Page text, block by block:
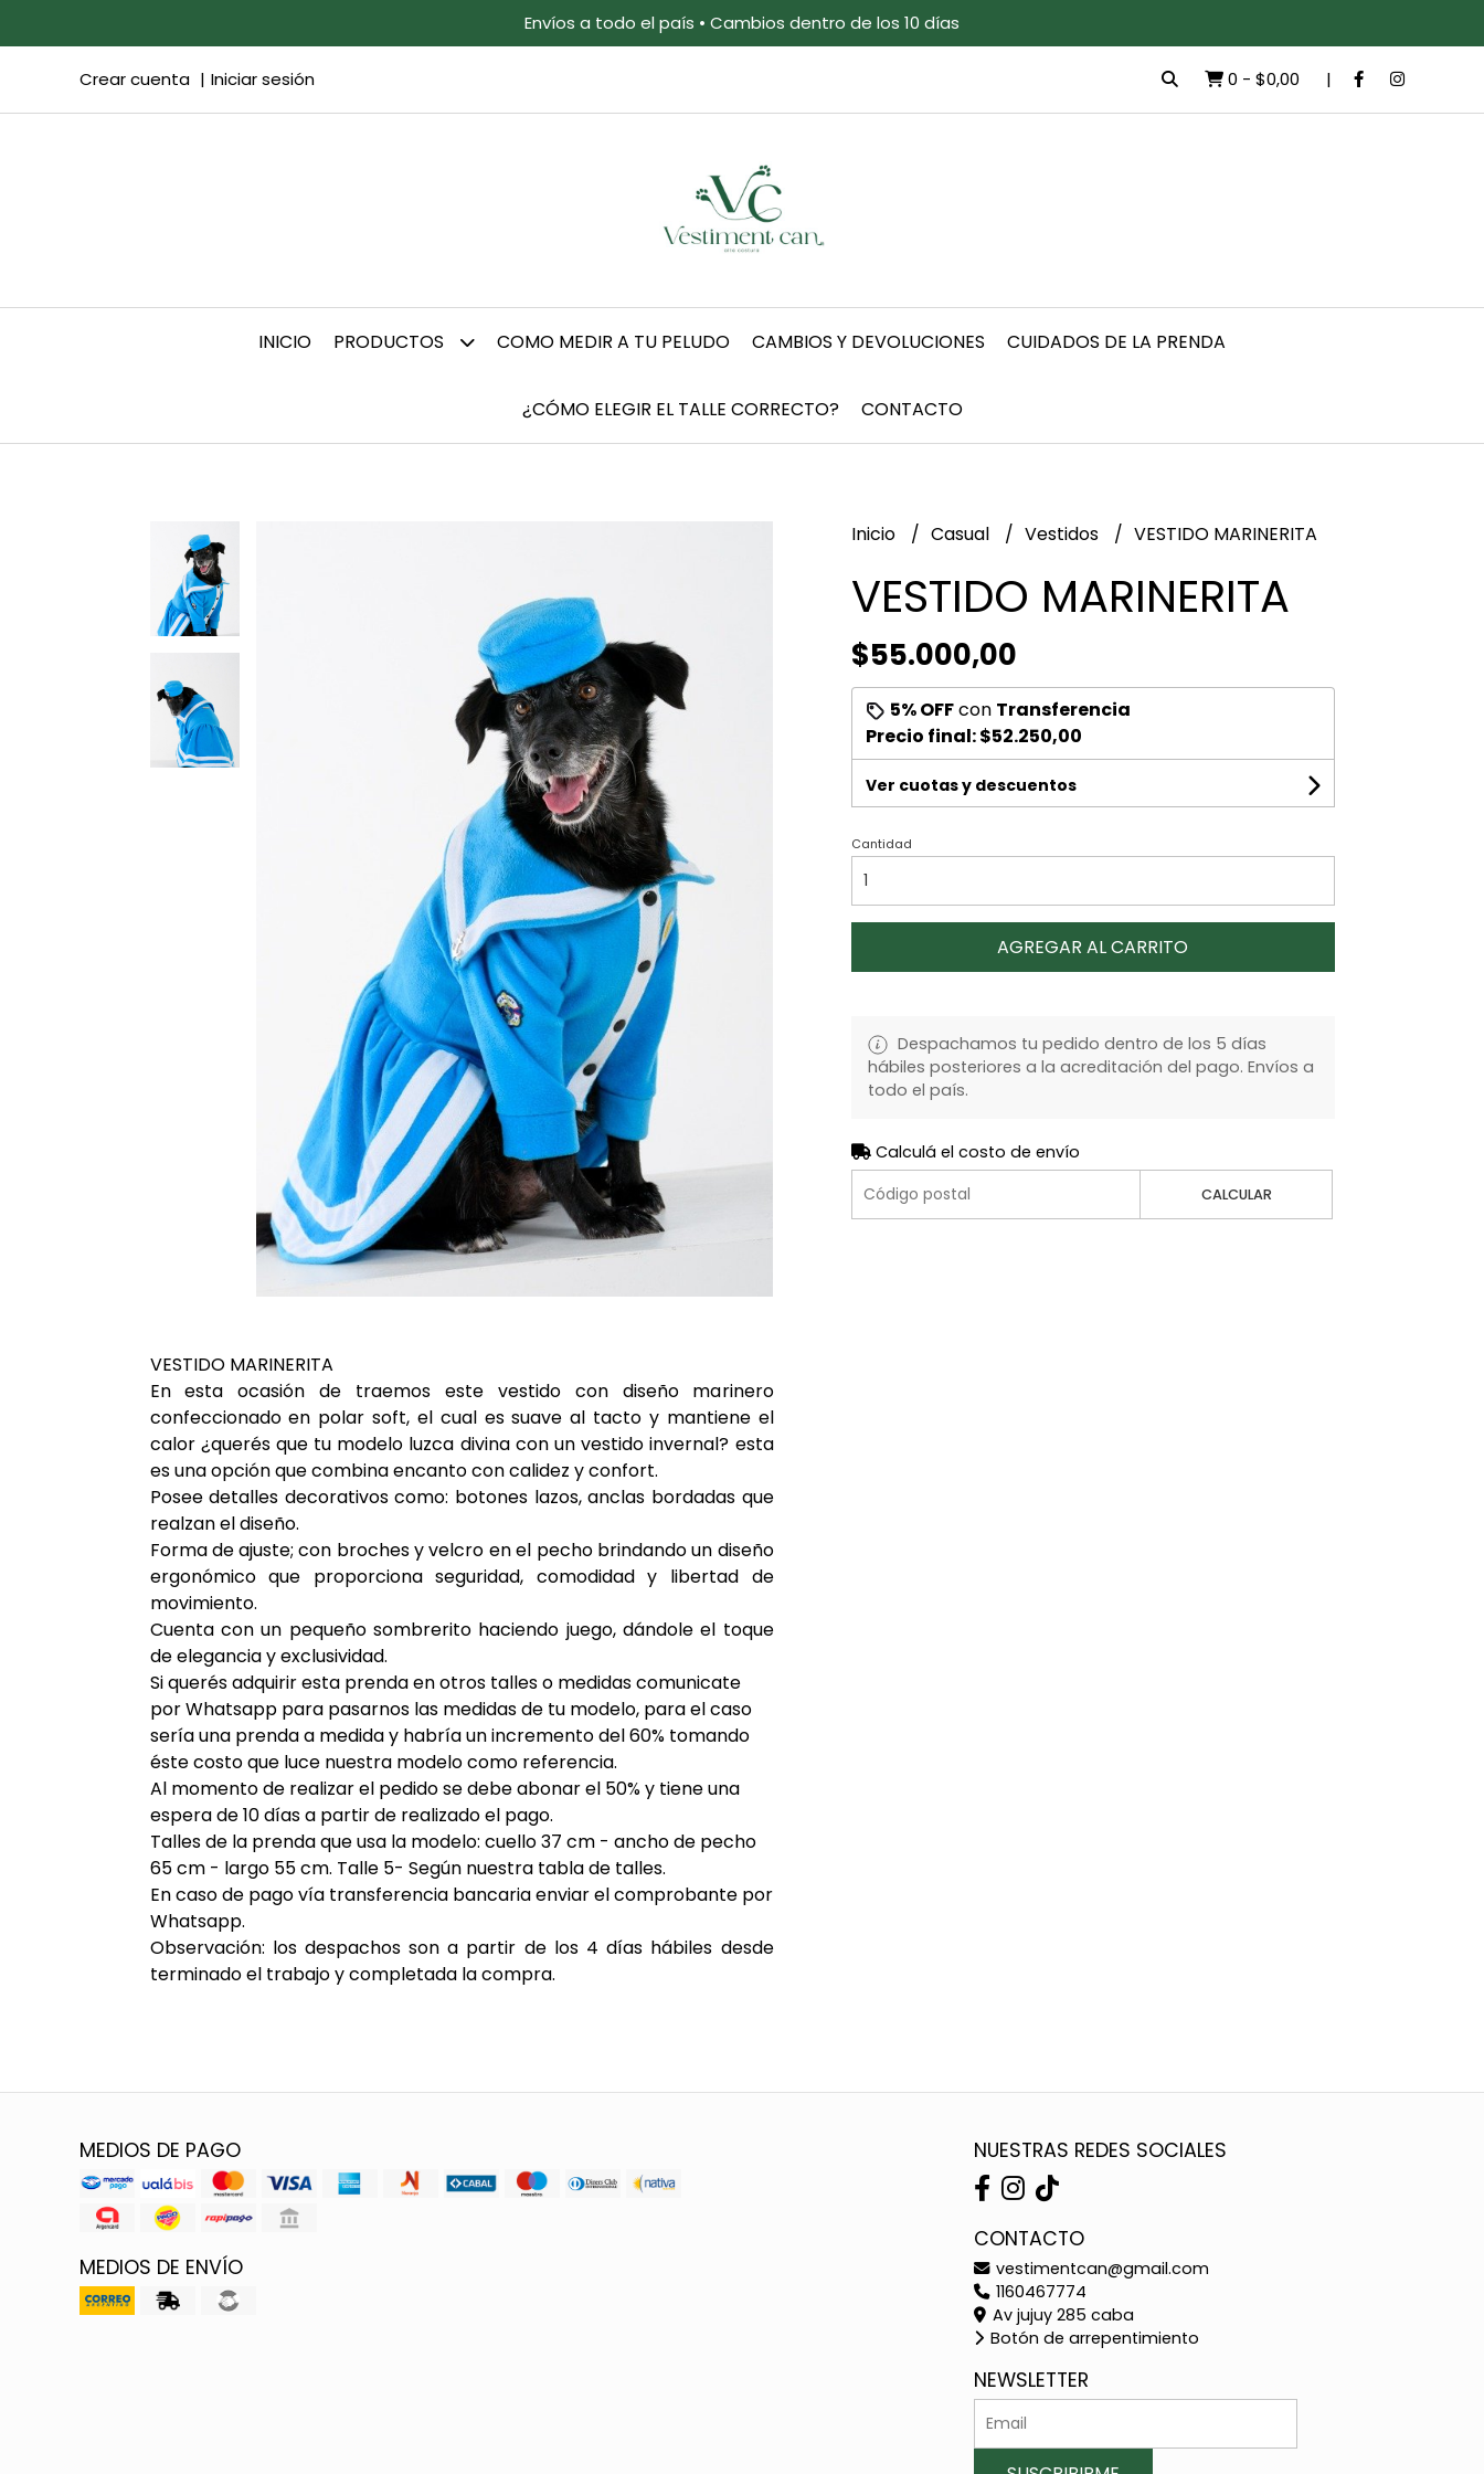
Envíos a todo el país • Cambios dentro de los 10 días
Crear cuenta Iniciar sesión 0 - $0,00
INICIO PRODUCTOS COMO MEDIR A TU PELUDO CAMBIOS Y DEVOLUCIONES CUIDADOS DE LA PRENDA
¿CÓMO ELEGIR EL TALLE CORRECTO? CONTACTO
VESTIDO MARINERITA
En esta ocasión de traemos este vestido con diseño marinero
confeccionado en polar soft, el cual es suave al tacto y mantiene el
calor ¿querés que tu modelo luzca divina con un vestido invernal? esta
es una opción que combina encanto con calidez y confort.
Posee detalles decorativos como: botones lazos, anclas bordadas que
realzan el diseño.
Forma de ajuste; con broches y velcro en el pecho brindando un diseño
ergonómico que proporcionaseguridad, comodidad y libertad de
movimiento.
Cuenta con un pequeño sombrerito haciendo juego, dándole el toque
de elegancia y exclusividad.
Si querés adquirir esta prenda en otros talles o medidas comunicate
por Whatsapp para pasarnos las medidas de tu modelo, para el caso
sería una prenda a medida y habría un incremento del 60% tomando
éste costo que luce nuestra modelo como referencia.
Al momento de realizar el pedido se debe abonar el 50% y tiene una
espera de 10 días a partir de realizado el pago.
Talles de la prenda que usa la modelo: cuello 37 cm - ancho de pecho
65 cm - largo 55 cm. Talle 5- Según nuestra tabla de talles.
En caso de pago vía transferencia bancaria enviar el comprobante por
Whatsapp.
Observación: los despachos son a partir de los 4 días hábiles desde
terminado el trabajo y completada la compra.
Inicio Casual Vestidos VESTIDO MARINERITA
VESTIDO MARINERITA
$55.000,00
5% OFFcon Transferencia
Precio final:$52.250,00
Ver cuotas y descuentos
Cantidad
AGREGAR AL CARRITO
Despachamos tu pedido dentro de los 5 días
hábiles posteriores a la acreditación del pago. Envíos a
todo el país.
Calculá el costo de envío
CALCULAR
MEDIOS DE PAGO
MEDIOS DE ENVÍO
NUESTRAS REDES SOCIALES
CONTACTO
vestimentcan@gmail.com
1160467774
Av jujuy 285 caba
Botón de arrepentimiento
NEWSLETTER